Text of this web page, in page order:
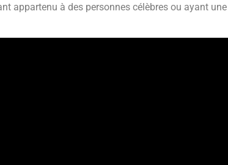
appartenu à des personnes célèbres ou ayant une